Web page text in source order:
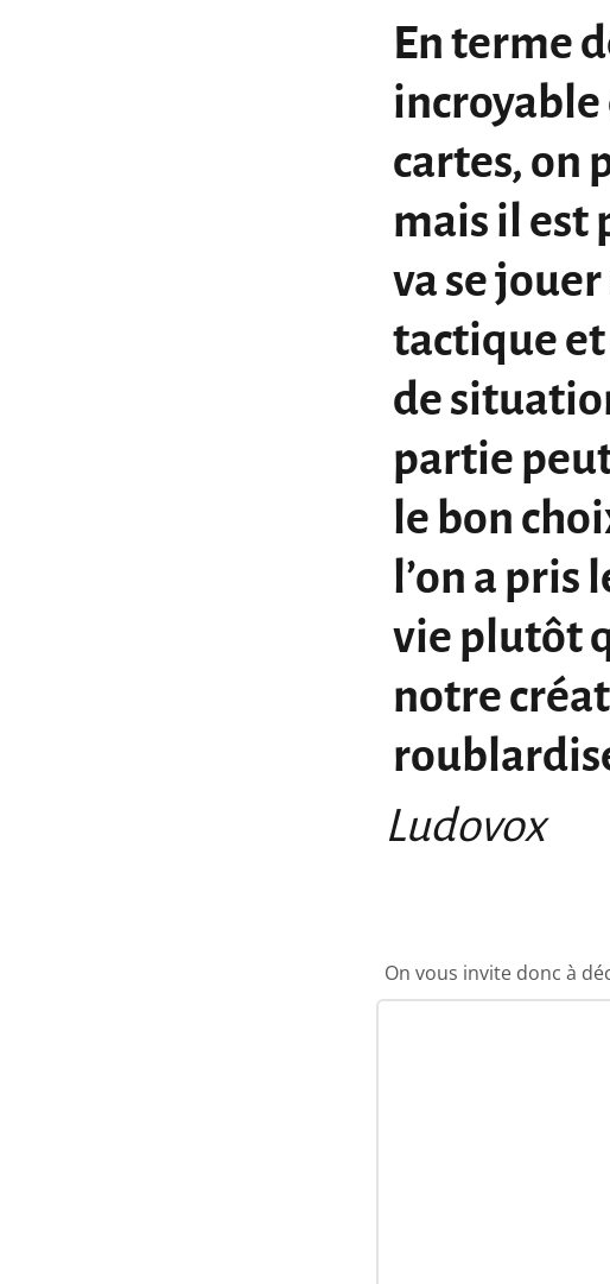
En terme
incroyable
cartes, on
mais il est
va se
tactique
de
partie
le bon
l’on a pris
vie plutôt
notre
Ludovox
On vous invite donc à